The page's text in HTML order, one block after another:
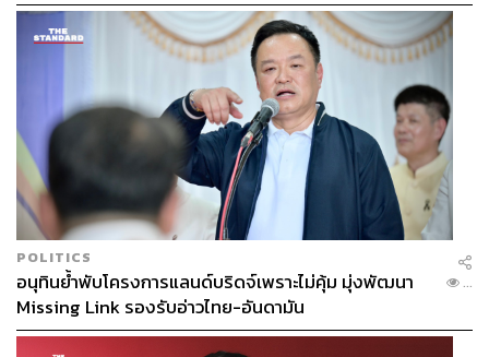
POLITICS
อนุทินย้ำพับโครงการแลนด์บริดจ์เพราะไม่คุ้ม มุ่งพัฒนา
Missing Link รองรับอ่าวไทย-อันดามัน
...